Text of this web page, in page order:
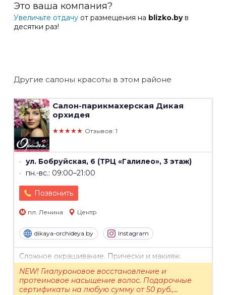
Это ваша компания?
Увеличьте отдачу от размещения на blizko.byв
десятки раз!
Другие салоны красоты в этом районе
Салон-парикмахерская Дикая
орхидея
★★★★★ Отзывов: 1
ул. Бобруйская, 6 (ТРЦ «Галилео», 3 этаж)
пн.-вс.: 09:00–21:00
Позвонить
пл. Ленина Центр
dikaya-orchideya.by Instagram
Сложное окрашивание. Прически и макияж.
Перманентный макияж. Архитектура бровей. Уход
за лицом и телом. Косметология для мужчин.
Депиляция. Прокол мочек ушей....
NEW! Гиалуроновое восстановление и
протеиновое насыщение волос. Подарочные
сертификаты на любую сумму от 50 руб.,...